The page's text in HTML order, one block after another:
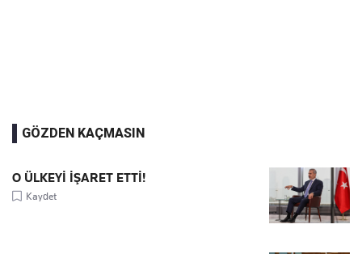
GÖZDEN KAÇMASIN
O ÜLKEYİ İŞARET ETTİ!
Kaydet